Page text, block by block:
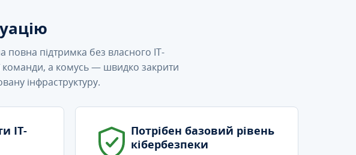
повна підтримка без власного IT-
команди, а комусь — швидко закрити
інфраструктуру.
IT-
Потрібен базовий рівень
кібербезпеки